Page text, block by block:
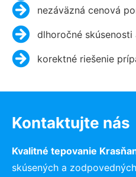
nezáväzná cenová
dlhoročné skúsenosti
korektné riešenie
Kontaktujte nás
Kvalitné tepovanie
skúsených a